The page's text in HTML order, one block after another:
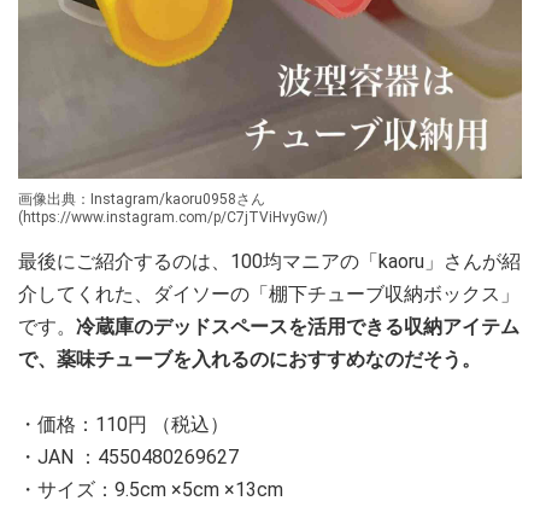
画像出典：Instagram/kaoru0958さん
(https://www.instagram.com/p/C7jTViHvyGw/)
最後にご紹介するのは、100均マニアの「kaoru」さんが紹
介してくれた、ダイソーの「棚下チューブ収納ボックス」
です。 冷蔵庫のデッドスペースを活用できる収納アイテム
で、薬味チューブを入れるのにおすすめなのだそう。
・価格：110円 （税込）
・JAN ：4550480269627
・サイズ：9.5cm ×5cm ×13cm